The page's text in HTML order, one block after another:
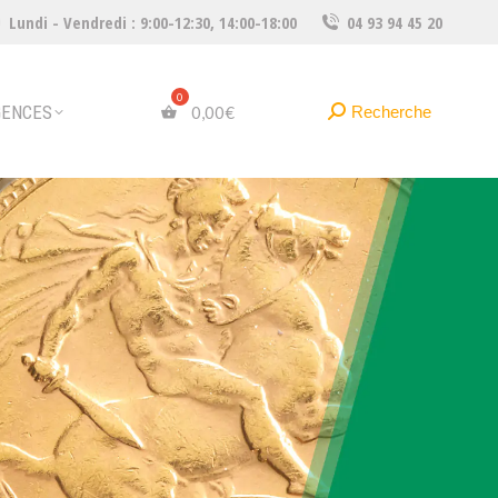
Lundi - Vendredi : 9:00-12:30, 14:00-18:00 04 93 94 45 20
0,00€
Recherche
Recherche
€
Recherche